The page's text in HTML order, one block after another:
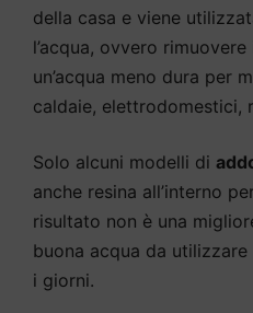
della casa e viene
l’acqua, ovvero
un’acqua meno dura per
caldaie, elettrodomestici,
Solo alcuni modelli di
anche resina all’interno
risultato non è una
buona acqua da
i giorni.